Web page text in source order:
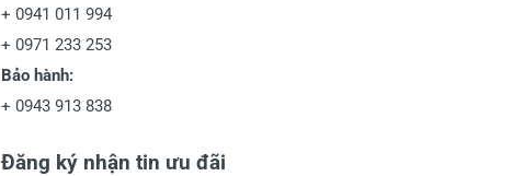
+ 0941 011 994
+ 0971 233 253
Bảo hành:
+ 0943 913 838
Đăng ký nhận tin ưu đãi